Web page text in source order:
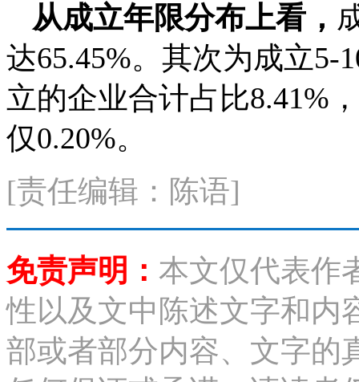
从成立年限分布上看，
达65.45%。其次为成立5-
立的企业合计占比8.41%
仅0.20%。
[责任编辑：陈语]
免责声明： 本文仅代表作
性以及文中陈述文字和内
部或者部分内容、文字的